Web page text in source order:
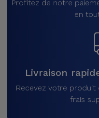
Profitez de notre
en
Livraison
Recevez votre produit
frais